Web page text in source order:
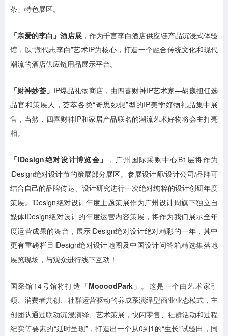
茶」特色展区。
「亲爱的李白」酒店展，作为千言李白酒店供应链产品沉浸式体验
馆，以“潮代志李白”艺术IP为核心，打造一个融合传统文化和现代
潮流的酒店供应链用品展示平台。
「财神妙荟」 IP爆品礼物商店，由四喜财神IP艺术家—胡巍担任选
品官和策展人，荟萃各类“奇思妙想”型的IP美学好物礼品集中展
售，当然，四喜财神IP和家居产品联名的潮流艺术好物将会主打亮
相。
「iDesign绝对设计博览会」
，广州国际采购中心B1层将作为
iDesign绝对设计节的策展部分展区。参展设计师/设计公司/品牌可
结合自己的品牌传达、设计研究进行一次绝对纯粹的设计创研年度
策展。iDesign绝对设计年度主题策展作为广州设计周旗下独立自
媒体iDesign绝对设计的年度运营内容策展，将作为我们展示全年
度运营成果的舞台，展示iDesign绝对设计绝对精彩的一年，其中
更有重磅栏目iDesign绝对设计地图及中国设计问答箱精选集落地
展览现场，与观众进行线下互动！
国采馆14号馆将打造 「MoooodPark」 。这是一个由艺术家引
领、消费者共创、社群运营驱动的养成系演绎型商业业态模式，主
创团队通过联动沉浸演绎、艺术策展，快闪零售、社群活动和过程
纪实等要素的“延时呈现”，打造出一个从0到1的“生长”试验田，同